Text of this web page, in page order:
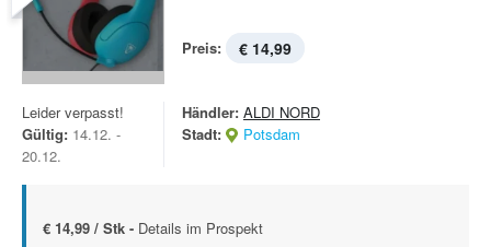
Preis: € 14,99
Leider verpasst!
Gültig: 14.12. -
20.12.
Händler: ALDI NORD
Stadt:
Potsdam
€ 14,99 / Stk - Details im Prospekt